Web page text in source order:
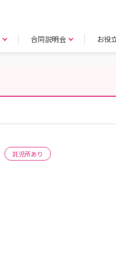
合同説明会 お役
託児所あり